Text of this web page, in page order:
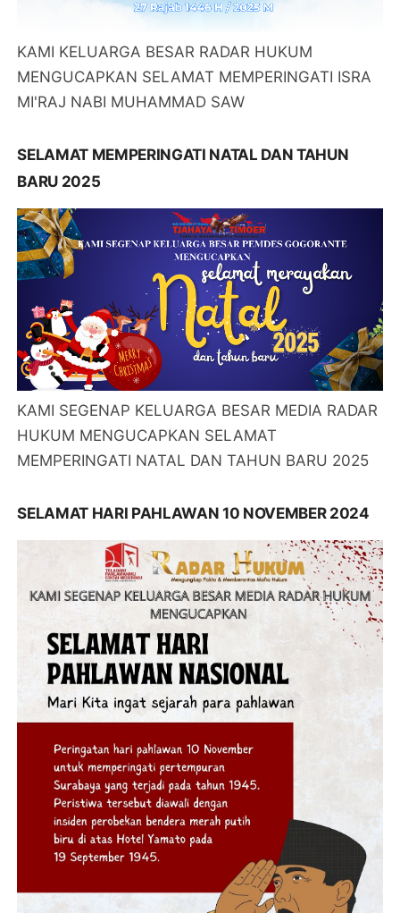
KAMI KELUARGA BESAR RADAR HUKUM
MENGUCAPKAN SELAMAT MEMPERINGATI ISRA
MI'RAJ NABI MUHAMMAD SAW
SELAMAT MEMPERINGATI NATAL DAN TAHUN
BARU 2025
KAMI SEGENAP KELUARGA BESAR MEDIA RADAR
HUKUM MENGUCAPKAN SELAMAT
MEMPERINGATI NATAL DAN TAHUN BARU 2025
SELAMAT HARI PAHLAWAN 10 NOVEMBER 2024